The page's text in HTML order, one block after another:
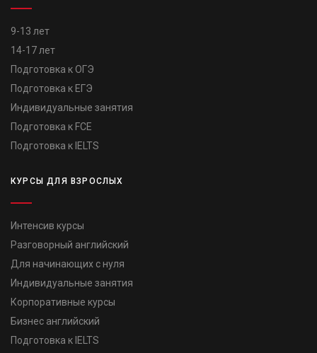
9-13 лет
14-17 лет
Подготовка к ОГЭ
Подготовка к ЕГЭ
Индивидуальные занятия
Подготовка к FCE
Подготовка к IELTS
КУРСЫ ДЛЯ ВЗРОСЛЫХ
Интенсив курсы
Разговорный английский
Для начинающих с нуля
Индивидуальные занятия
Корпоративные курсы
Бизнес английский
Подготовка к IELTS